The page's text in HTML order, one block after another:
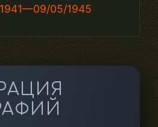
05/1945